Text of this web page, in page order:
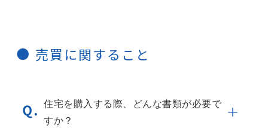
売買に関すること
住宅を購入する際、どんな書類が必要で
すか？